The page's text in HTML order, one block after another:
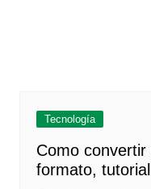
Tecnología
Como
formato,